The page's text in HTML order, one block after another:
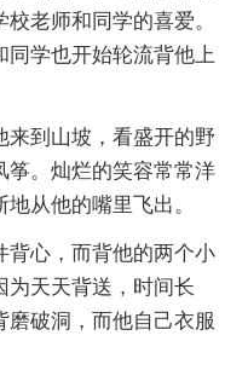
老师和同学的喜爱。
同学也开始轮流背他上
来到山坡，看盛开的野
筝。灿烂的笑容常常洋
从他的嘴里飞出。
背心，而背他的两个小
为天天背送，时间长
磨破洞，而他自己衣服